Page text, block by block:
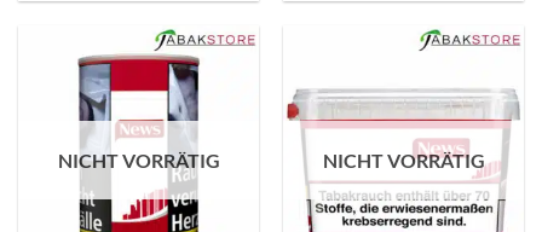
NICHT VORRÄTIG NICHT VORRÄTIG